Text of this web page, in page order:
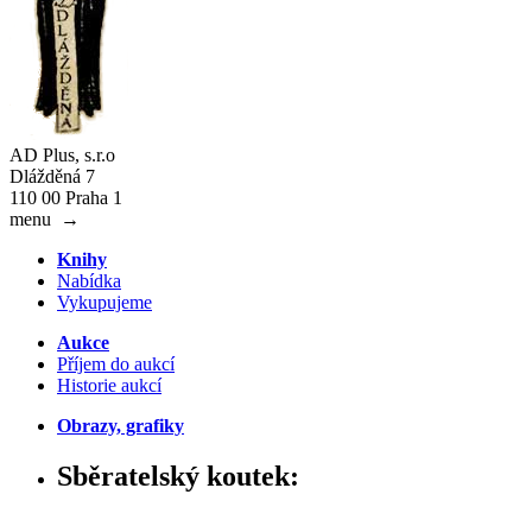
AD Plus, s.r.o
Dlážděná 7
110 00 Praha 1
menu
→
Knihy
Nabídka
Vykupujeme
Aukce
Příjem do aukcí
Historie aukcí
Obrazy, grafiky
Sběratelský koutek: